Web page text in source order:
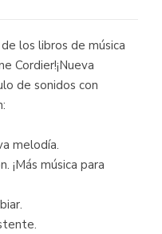
los libros de música
Cordier!¡Nueva
de sonidos con
melodía.
¡Más música para